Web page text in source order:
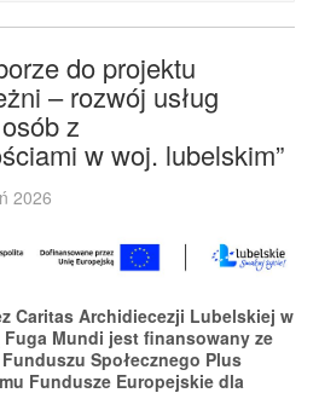
do projektu
– rozwój usług
z
w woj. lubelskim”
2026
Caritas Archidiecezji Lubelskiej w
Mundi jest finansowany ze
Społecznego Plus
Fundusze Europejskie dla